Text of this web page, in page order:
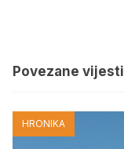
Povezane vijesti
HRONIKA